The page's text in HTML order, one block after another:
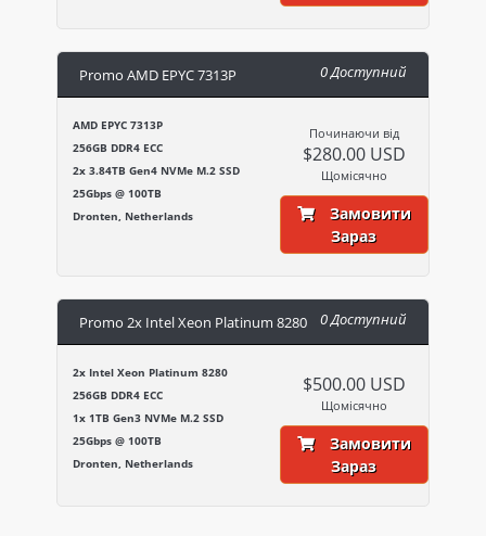
Promo AMD EPYC 7313P 0 Доступний
AMD EPYC 7313P
256GB DDR4 ECC
2x 3.84TB Gen4 NVMe M.2 SSD
25Gbps @ 100TB
Dronten, Netherlands
Починаючи від
$280.00 USD
Щомісячно
Замовити
Зараз
Promo 2x Intel Xeon Platinum 8280 0 Доступний
2x Intel Xeon Platinum 8280
256GB DDR4 ECC
1x 1TB Gen3 NVMe M.2 SSD
25Gbps @ 100TB
Dronten, Netherlands
$500.00 USD
Щомісячно
Замовити
Зараз